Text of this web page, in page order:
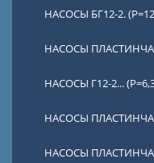
НАСОСЫ БГ12-2.
НАСОСЫ
НАСОСЫ Г12-2...
НАСОСЫ
НАСОСЫ